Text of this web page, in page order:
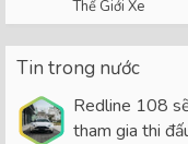
Thế Giới Xe
Tin trong nước
Redline 108
tham gia thi